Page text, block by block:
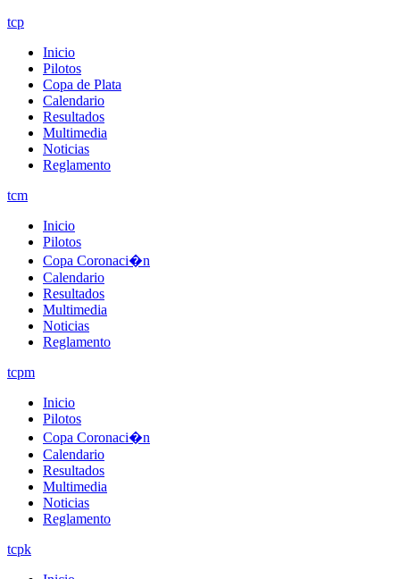
tcp
Inicio
Pilotos
Copa de Plata
Calendario
Resultados
Multimedia
Noticias
Reglamento
tcm
Inicio
Pilotos
Copa Coronaci�n
Calendario
Resultados
Multimedia
Noticias
Reglamento
tcpm
Inicio
Pilotos
Copa Coronaci�n
Calendario
Resultados
Multimedia
Noticias
Reglamento
tcpk